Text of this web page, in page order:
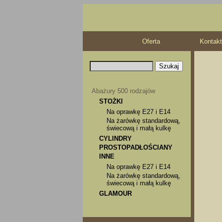
Oferta Kontakt
Abażury 500 rodzajów
STOŻKI
Na oprawkę E27 i E14
Na żarówkę standardową,
świecową i małą kulkę
CYLINDRY
PROSTOPADŁOŚCIANY
INNE
Na oprawkę E27 i E14
Na żarówkę standardową,
świecową i małą kulkę
GLAMOUR